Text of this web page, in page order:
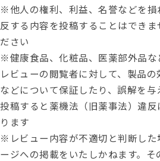
※他人の権利、利益、名誉などを損
反する内容を投稿することはできま
ださい
※健康食品、化粧品、医薬部外品な
レビューの閲覧者に対して、製品
などについて保証したり、誤解を与
投稿すると薬機法（旧薬事法）違
ります
※レビュー内容が不適切と判断した
ージへの掲載をいたしかねます。そ